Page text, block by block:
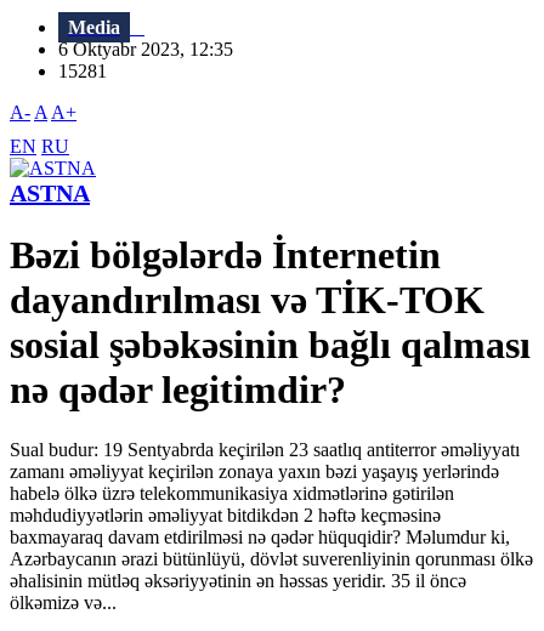
Media
6 Oktyabr 2023, 12:35
15281
A- A A+
EN RU
ASTNA
Bəzi bölgələrdə İnternetin
dayandırılması və TİK-TOK
sosial şəbəkəsinin bağlı qalması
nə qədər legitimdir?
Sual budur: 19 Sentyabrda keçirilən 23 saatlıq antiterror əməliyyatı
zamanı əməliyyat keçirilən zonaya yaxın bəzi yaşayış yerlərində
habelə ölkə üzrə telekommunikasiya xidmətlərinə gətirilən
məhdudiyyətlərin əməliyyat bitdikdən 2 həftə keçməsinə
baxmayaraq davam etdirilməsi nə qədər hüquqidir? Məlumdur ki,
Azərbaycanın ərazi bütünlüyü, dövlət suverenliyinin qorunması ölkə
əhalisinin mütləq əksəriyyətinin ən həssas yeridir. 35 il öncə
ölkəmizə və...